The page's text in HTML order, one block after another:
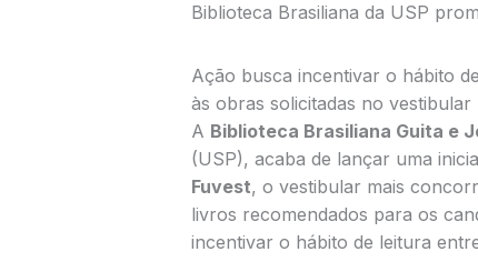
Biblioteca Brasiliana da USP
Ação busca incentivar o hábito
às obras solicitadas no vestibular
A Biblioteca Brasiliana Guita e
(USP), acaba de lançar uma
Fuvest, o vestibular mais
livros recomendados para os
incentivar o hábito de leitura